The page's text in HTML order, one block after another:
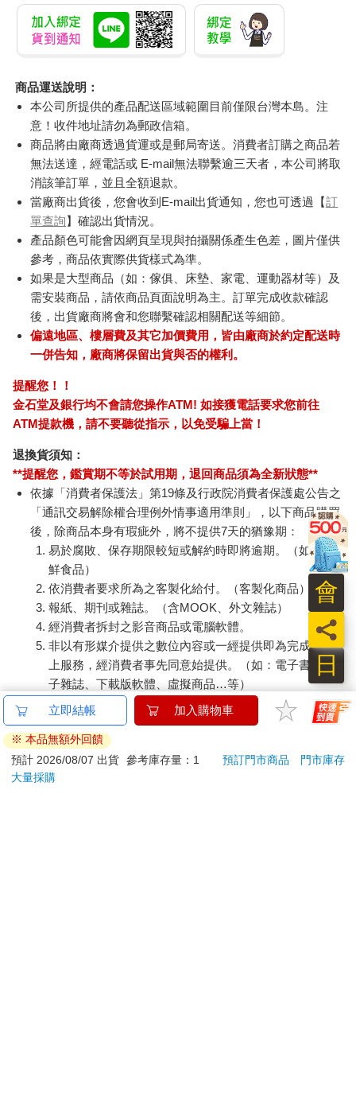
商品運送說明：
本公司所提供的產品配送區域範圍目前僅限台灣本島。注
意！收件地址請勿為郵政信箱。
商品將由廠商透過貨運或是郵局寄送。消費者訂購之商品若
無法送達，經電話或 E-mail無法聯繫逾三天者，本公司將取
消該筆訂單，並且全額退款。
當廠商出貨後，您會收到E-mail出貨通知，您也可透過【訂
單查詢】確認出貨情況。
產品顏色可能會因網頁呈現與拍攝關係產生色差，圖片僅供
參考，商品依實際供貨樣式為準。
如果是大型商品（如：傢俱、床墊、家電、運動器材等）及
需安裝商品，請依商品頁面說明為主。訂單完成收款確認
後，出貨廠商將會和您聯繫確認相關配送等細節。
偏遠地區、樓層費及其它加價費用，皆由廠商於約定配送時
一併告知，廠商將保留出貨與否的權利。
提醒您！！
金石堂及銀行均不會請您操作ATM! 如接獲電話要求您前往
ATM提款機，請不要聽從指示，以免受騙上當！
退換貨須知：
**提醒您，鑑賞期不等於試用期，退回商品須為全新狀態**
依據「消費者保護法」第19條及行政院消費者保護處公告之
「通訊交易解除權合理例外情事適用準則」，以下商品購買
後，除商品本身有瑕疵外，將不提供7天的猶豫期：
易於腐敗、保存期限較短或解約時即將逾期。（如：生
鮮食品）
依消費者要求所為之客製化給付。（客製化商品）
報紙、期刊或雜誌。（含MOOK、外文雜誌）
經消費者拆封之影音商品或電腦軟體。
非以有形媒介提供之數位內容或一經提供即為完成之線
上服務，經消費者事先同意始提供。（如：電子書、電
子雜誌、下載版軟體、虛擬商品…等）
已拆封之個人衛生用品。（如：內衣褲、刮鬍刀、除毛
刀…等）
若非上列種類商品，均享有到貨7天的猶豫期（含例假
日）。
辦理退換貨時，商品（組合商品恕無法接受單獨退貨）必須
日
員
會